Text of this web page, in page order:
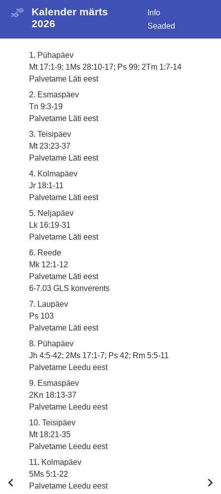
Kalender märts
2026
Info
Seaded
1. Pühapäev
Mt 17:1-9; 1Ms 28:10-17; Ps 99; 2Tm 1:7-14
Palvetame Läti eest
2. Esmaspäev
Tn 9:3-19
Palvetame Läti eest
3. Teisipäev
Mt 23:23-37
Palvetame Läti eest
4. Kolmapäev
Jr 18:1-11
Palvetame Läti eest
5. Neljapäev
Lk 16:19-31
Palvetame Läti eest
6. Reede
Mk 12:1-12
Palvetame Läti eest
6-7.03 GLS konverents
7. Laupäev
Ps 103
Palvetame Läti eest
8. Pühapäev
Jh 4:5-42; 2Ms 17:1-7; Ps 42; Rm 5:5-11
Palvetame Leedu eest
9. Esmaspäev
2Kn 18:13-37
Palvetame Leedu eest
10. Teisipäev
Mt 18:21-35
Palvetame Leedu eest
11. Kolmapäev
5Ms 5:1-22
Palvetame Leedu eest